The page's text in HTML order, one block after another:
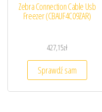
Zebra Connection Cable Usb
Freezer (CBAUF4C09ZAR)
427,15zł
Sprawdź sam